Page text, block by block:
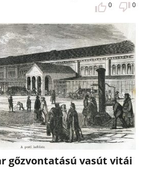
0 0
gőzvontatású vasút vitái